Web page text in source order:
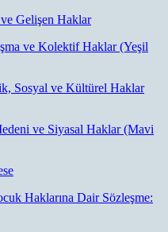
Gelişen Haklar
ve Kolektif Haklar (Yeşil
Sosyal ve Kültürel Haklar
ve Siyasal Haklar (Mavi
Haklarına Dair Sözleşme: